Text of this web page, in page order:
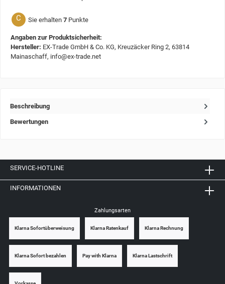
C Sie erhalten 7 Punkte
Angaben zur Produktsicherheit:
Hersteller: EX-Trade GmbH & Co. KG, Kreuzäcker Ring 2, 63814
Mainaschaff, info@ex-trade.net
Beschreibung
Bewertungen
SERVICE-HOTLINE
INFORMATIONEN
Zahlungsarten
Klarna Sofortüberweisung Klarna Ratenkauf Klarna Rechnung
Klarna Sofort bezahlen Pay with Klarna Klarna Lastschrift